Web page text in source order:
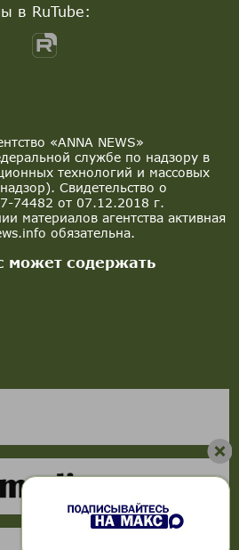
«ANNA NEWS»
службе по надзору в
технологий и массовых
Свидетельство о
74482 от 07.12.2018 г.
материалов агентства активная
обязательна.
может содержать
в RuTube: